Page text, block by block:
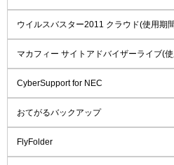
ウイルスバスター2011 クラウド(使用期
マカフィー サイトアドバイザーライブ(
CyberSupport for NEC
おてがるバックアップ
FlyFolder